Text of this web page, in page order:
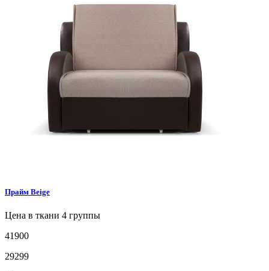
Прайм Beige
Цена в ткани 4 группы
41900
29299